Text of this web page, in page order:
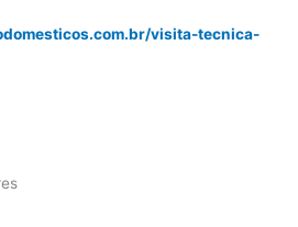
visita-tecnica-